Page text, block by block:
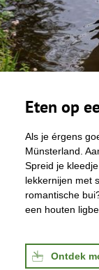
Eten op
Als je érgens
Münsterland.
Spreid je
lekkernijen met
romantische
een houten
Ontdek